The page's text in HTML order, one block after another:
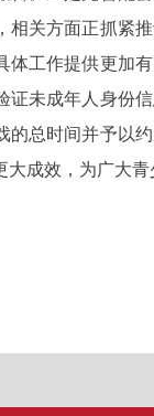
相关方面正抓紧
体工作提供更加
证未成年人身份
的总时间并予以
成效，为广大